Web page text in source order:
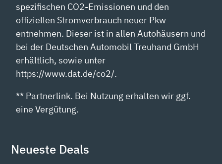
spezifischen CO2-Emissionen und den
offiziellen Stromverbrauch neuer Pkw
entnehmen. Dieser ist in allen Autohäusern und
bei der Deutschen Automobil Treuhand GmbH
erhältlich, sowie unter
https://www.dat.de/co2/.
** Partnerlink. Bei Nutzung erhalten wir ggf.
eine Vergütung.
Neueste Deals